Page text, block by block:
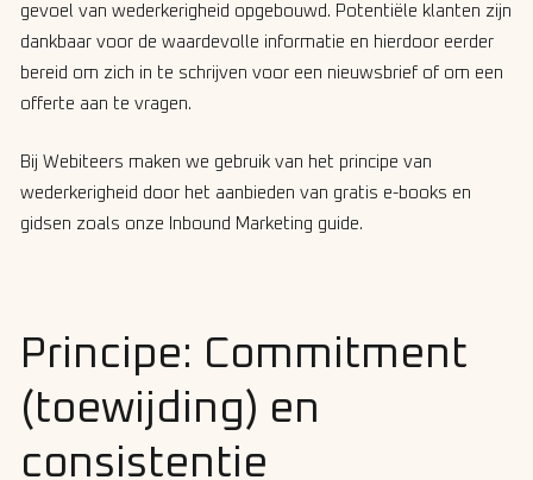
gevoel van wederkerigheid opgebouwd. Potentiële klanten zijn
dankbaar voor de waardevolle informatie en hierdoor eerder
bereid om zich in te schrijven voor een nieuwsbrief of om een
offerte aan te vragen.
Bij Webiteers maken we gebruik van het principe van
wederkerigheid door het aanbieden van gratis e-books en
gidsen zoals onze Inbound Marketing guide.
Principe: Commitment
(toewijding) en
consistentie